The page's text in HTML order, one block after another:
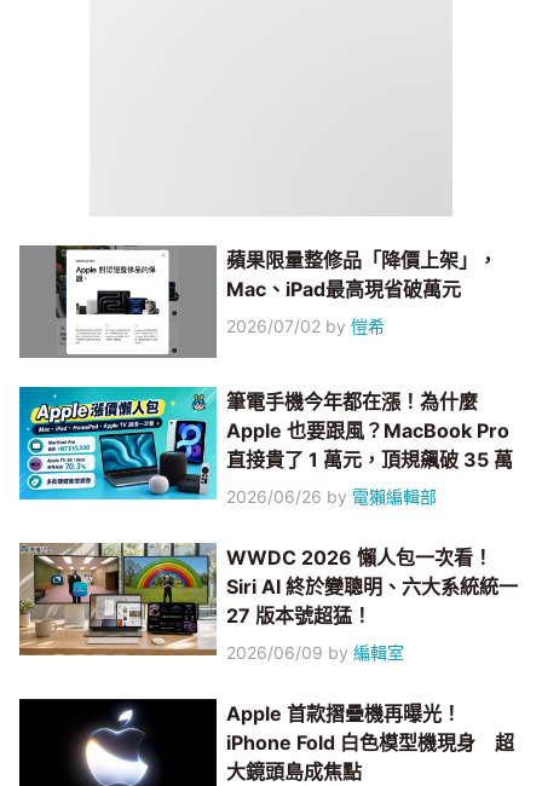
蘋果限量整修品「降價上架」，
Mac、iPad最高現省破萬元
2026/07/02 by愷希
筆電手機今年都在漲！為什麼
Apple 也要跟風？MacBook Pro
直接貴了 1 萬元，頂規飆破 35 萬
2026/06/26 by 電獺編輯部
WWDC 2026 懶人包一次看！
Siri AI 終於變聰明、六大系統統一
27 版本號超猛！
2026/06/09 by編輯室
Apple 首款摺疊機再曝光！
iPhone Fold 白色模型機現身 超
大鏡頭島成焦點